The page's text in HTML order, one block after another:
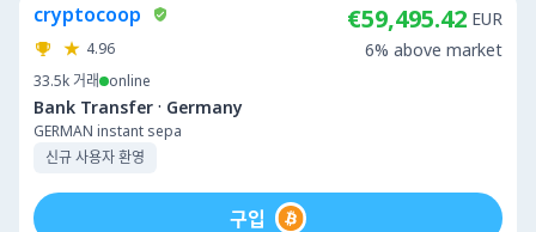
cryptocoop
4.96
33.5k 거래 online
Bank Transfer · Germany
GERMAN instant sepa
신규 사용자 환영
€59,495.42 EUR
6% above market
구입